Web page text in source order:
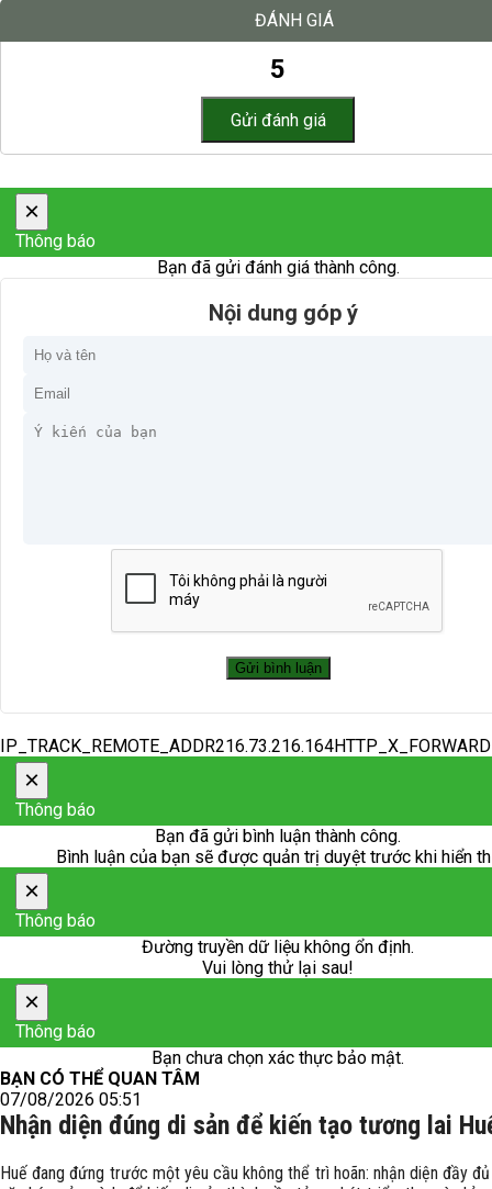
ĐÁNH GIÁ
5
×
Thông báo
Bạn đã gửi đánh giá thành công.
Nội dung góp ý
×
Thông báo
Bạn đã gửi bình luận thành công.
Bình luận của bạn sẽ được quản trị duyệt trước khi hiển
×
Thông báo
Đường truyền dữ liệu không ổn định.
Vui lòng thử lại sau!
×
Thông báo
Bạn chưa chọn xác thực bảo mật.
BẠN CÓ THỂ QUAN TÂM
07/08/2026 05:51
Nhận diện đúng di sản để kiến tạo tương lai
Huế đang đứng trước một yêu cầu không thể trì hoãn: nhận diện đầy